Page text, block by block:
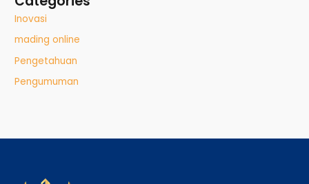
Inovasi
mading online
Pengetahuan
Pengumuman